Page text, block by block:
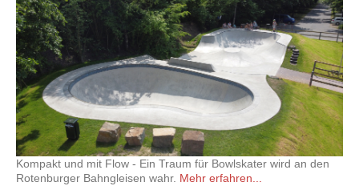
Kompakt und mit Flow - Ein Traum für Bowlskater wird an den
Rotenburger Bahngleisen wahr. Mehr erfahren...